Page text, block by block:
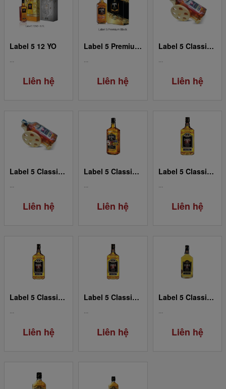
Label 5 12 YO
Liên hệ
Label 5 Premium Black 0.7L
Liên hệ
Label 5 Classic Black 2.00L
Liên hệ
Label 5 Classic Black 1.50L
Liên hệ
Label 5 Classic - Limited Edition 0.70L
Liên hệ
Label 5 Classic Black 1.00L
Liên hệ
Label 5 Classic Black 0.70L
Liên hệ
Label 5 Classic Black 0.50L
Liên hệ
Label 5 Classic Black 0.35L
Liên hệ